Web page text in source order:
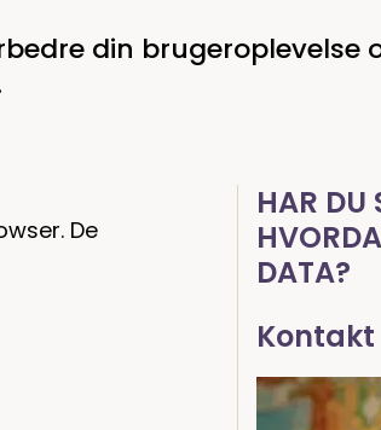
din brugeroplevelse
De
HAR DU
DATA?
Kontakt